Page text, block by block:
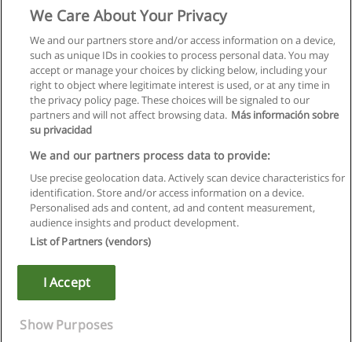
Как Трудного Клиента сделать Счастливым
Центр Психологии Управления "Премьер"
+ информация по E-mail
Правила пользования
Конфиденциальность информации
Напишите Educaedu
Copyright © Educaedu Business S.L. - CIF : B-95610580: -
We Care About Your Privacy
We and our partners store and/or access information on a device,
such as unique IDs in cookies to process personal data. You may
accept or manage your choices by clicking below, including your
right to object where legitimate interest is used, or at any time in
the privacy policy page. These choices will be signaled to our
partners and will not affect browsing data. Más información sobre
su privacidad
We and our partners process data to provide:
Use precise geolocation data. Actively scan device characteristics for
identification. Store and/or access information on a device.
Personalised ads and content, ad and content measurement,
audience insights and product development.
List of Partners (vendors)
I Accept
Show Purposes